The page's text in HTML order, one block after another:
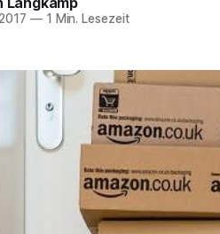
—1 Min. Lesezeit